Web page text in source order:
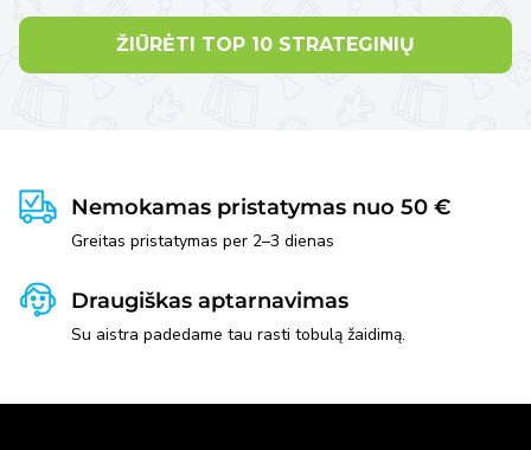
ŽIŪRĖTI TOP 10 STRATEGINIŲ
Nemokamas pristatymas nuo 50 €
Greitas pristatymas per 2–3 dienas
Draugiškas aptarnavimas
Su aistra padedame tau rasti tobulą žaidimą.